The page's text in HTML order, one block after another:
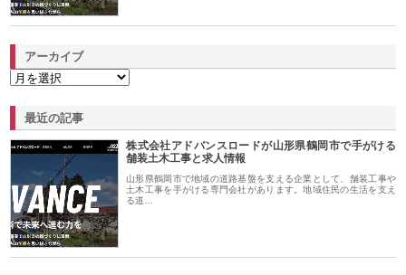
アーカイブ
最近の記事
株式会社アドバンスロードが山形県鶴岡市で手がける
舗装土木工事と求人情報
山形県鶴岡市で地域の道路基盤を支える企業として、舗装工事や
土木工事を手がける専門会社があります。地域住民の生活を支え
る道…